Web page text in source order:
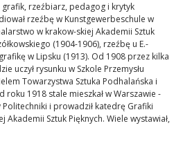
grafik, rzeźbiarz, pedagog i krytyk
rzeźbę w Kunstgewerbeschule w
w krakow-skiej Akademii Sztuk
(1904-1906), rzeźbę u E.-
w Lipsku (1913). Od 1908 przez kilka
uczył rysunku w Szkole Przemysłu
Towarzystwa Sztuka Podhalańska i
roku 1918 stale mieszkał w Warszawie -
Politechniki i prowadził katedrę Grafiki
Akademii Sztuk Pięknych. Wiele wystawiał,